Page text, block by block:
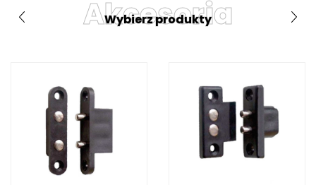
Akcesoria
Wybierz produkty